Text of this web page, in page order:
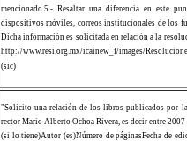
mencionado.5.- Resaltar una diferencia en este
dispositivos móviles, correos institucionales de los
Dicha información es solicitada en relación a la
http://www.resi.org.mx/icainew_f/images/
(sic)
"Solicito una relación de los libros publicados por
rector Mario Alberto Ochoa Rivera, es decir entre
(si lo tiene)Autor (es)Número de páginasFecha de